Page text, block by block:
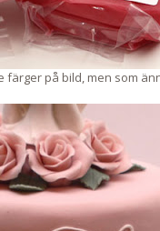
färger på bild, men som